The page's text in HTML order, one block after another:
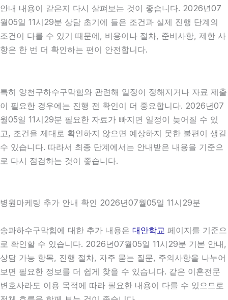
안내 내용이 같은지 다시 살펴보는 것이 좋습니다. 2026년07
월05일 11시29분 상담 초기에 들은 조건과 실제 진행 단계의
조건이 다를 수 있기 때문에, 비용이나 절차, 준비사항, 제한 사
항은 한 번 더 확인하는 편이 안전합니다.
특히 양천구하수구막힘와 관련해 일정이 정해지거나 자료 제출
이 필요한 경우에는 진행 전 확인이 더 중요합니다. 2026년07
월05일 11시29분 필요한 자료가 빠지면 일정이 늦어질 수 있
고, 조건을 제대로 확인하지 않으면 예상하지 못한 불편이 생길
수 있습니다. 따라서 최종 단계에서는 안내받은 내용을 기준으
로 다시 점검하는 것이 좋습니다.
병원마케팅 추가 안내 확인 2026년07월05일 11시29분
송파하수구막힘에 대한 추가 내용은 대안학교 페이지를 기준으
로 확인할 수 있습니다. 2026년07월05일 11시29분 기본 안내,
상담 가능 항목, 진행 절차, 자주 묻는 질문, 주의사항을 나누어
보면 필요한 정보를 더 쉽게 찾을 수 있습니다. 같은 이혼전문
변호사라도 이용 목적에 따라 필요한 내용이 다를 수 있으므로